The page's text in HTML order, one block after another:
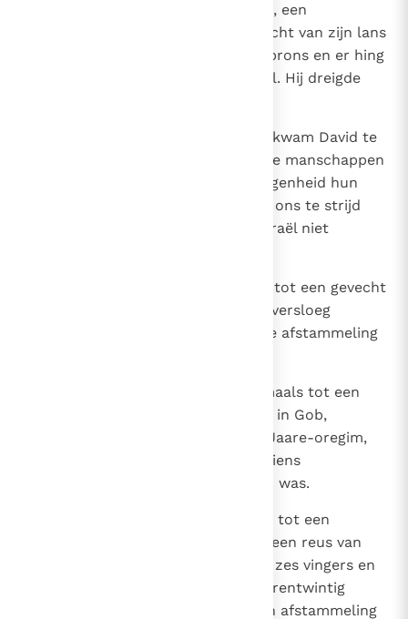
Nu was er een zekere Jisbibenob, een
afstammeling van Rafa; het gewicht van zijn lans
bedroeg driehonderd sikkel aan brons en er hing
een nieuw zwaard aan zijn gordel. Hij dreigde
Maar Abisai, de zoon van Seruja, kwam David te
hulp en sloeg de Filistijn dood. De manschappen
van David bezwoeren bij die gelegenheid hun
koning: `U moet nooit meer met ons te strijd
trekken! U moogt de lamp van Israël niet
En toen het enige tijd later weer tot een gevecht
kwam met de Filistijnen, in Gob, versloeg
Sibbekai de Chusatiet een andere afstammeling
En toen het enige tijd later nogmaals tot een
gevecht kwam met de Filistijnen, in Gob,
versloeg Elchanan, de zoon van Jaare-oregim,
uit Betlehem, de Gittiet Goliat, wiens
lansschacht als een weversboom was.
Toen het enige tijd later opnieuw tot een
gevecht kwam, in Gat, trad daar een reus van
een man op, die aan iedere hand zes vingers en
aan ieder voet zes tenen had, vierentwintig
tenen en vingers. Ook hij was een afstammeling